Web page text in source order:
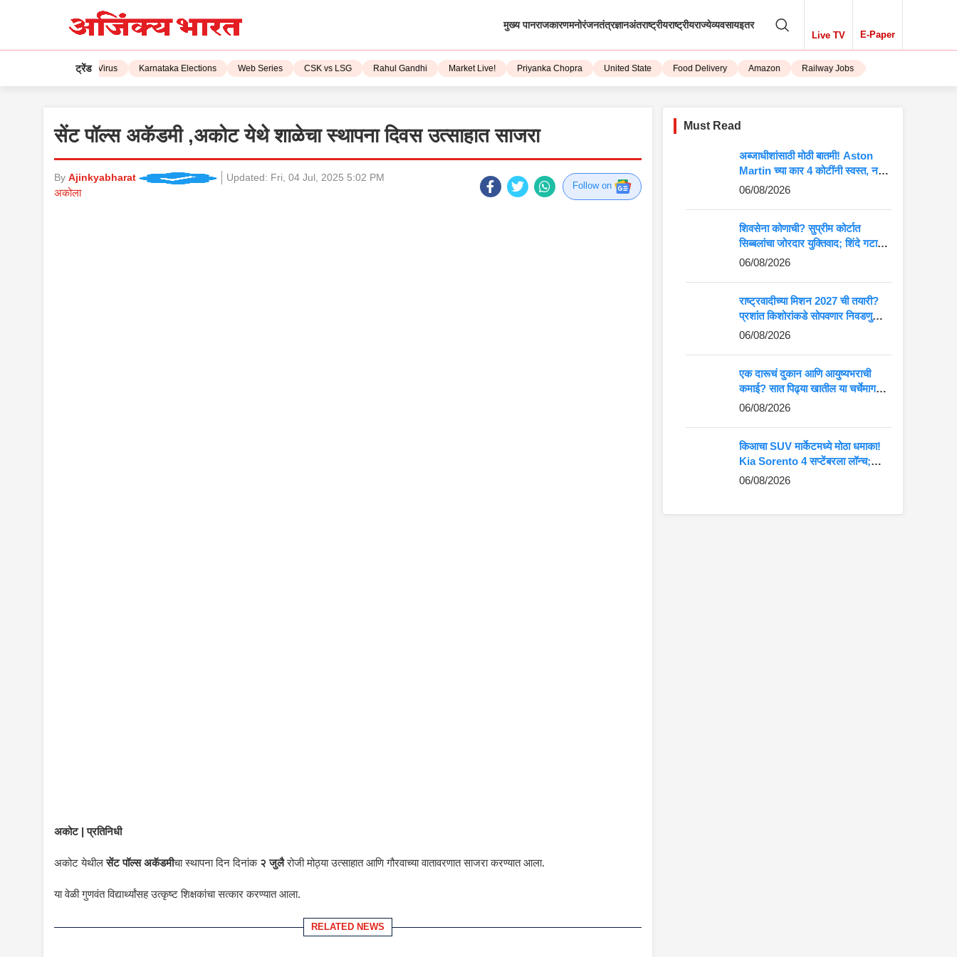
मुख्य पानराजकारणमनोरंजनतंत्रज्ञानअंतराष्ट्रीयराष्ट्रीयराज्येव्यवसायइतर
Live TV E-Paper
ट्रेंड
Corona Virus Karnataka Elections Web Series CSK vs LSG Rahul Gandhi Market Live! Priyanka Chopra United State Food Delivery Amazon Railway Jobs iPhone 15
सेंट पॉल्स अकॅडमी ,अकोट येथे शाळेचा स्थापना दिवस उत्साहात साजरा
By Ajinkyabharat Updated: Fri, 04 Jul, 2025 5:02 PM
अकोला
Follow on
अकोट | प्रतिनिधी
अकोट येथीलसेंट पॉल्स अकॅडमीचा स्थापना दिन दिनांक २ जुलैरोजी मोठ्या उत्साहात आणि गौरवाच्या वातावरणात साजरा करण्यात आला.
या वेळी गुणवंत विद्यार्थ्यांसह उत्कृष्ट शिक्षकांचा सत्कार करण्यात आला.
RELATED NEWS
Must Read
अब्जाधीशांसाठी मोठी बातमी! Aston
Martin च्या कार 4 कोटींनी स्वस्त, नवीन
किंमत पाहून बसेल धक्का
06/08/2026
शिवसेना कोणाची? सुप्रीम कोर्टात
सिब्बलांचा जोरदार युक्तिवाद; शिंदे गटाच्या
अडचणी वाढणार?
06/08/2026
राष्ट्रवादीच्या मिशन 2027 ची तयारी?
प्रशांत किशोरांकडे सोपवणार निवडणुकीची
कमान?
06/08/2026
एक दारूचं दुकान आणि आयुष्यभराची
कमाई? सात पिढ्या खातील या चर्चेमागचं
खरं गणित जाणून घ्या
06/08/2026
किआचा SUV मार्केटमध्ये मोठा धमाका!
Kia Sorento 4 सप्टेंबरला लॉन्च;
Fortuner-Kodiaq ला देणार थेट
06/08/2026